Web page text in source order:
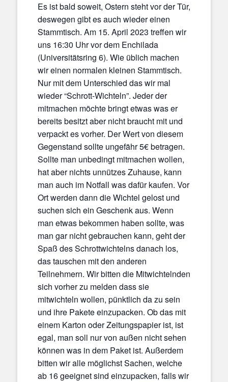
Es ist bald soweit, Ostern steht vor der Tür,
deswegen gibt es auch wieder einen
Stammtisch. Am 15. April 2023 treffen wir
uns 16:30 Uhr vor dem Enchilada
(Universitätsring 6). Wie üblich machen
wir einen normalen kleinen Stammtisch.
Nur mit dem Unterschied das wir mal
wieder “Schrott-Wichteln”. Jeder der
mitmachen möchte bringt etwas was er
bereits besitzt aber nicht braucht mit und
verpackt es vorher. Der Wert von diesem
Gegenstand sollte ungefähr 5€ betragen.
Sollte man unbedingt mitmachen wollen,
hat aber nichts unnützes Zuhause, kann
man auch im Notfall was dafür kaufen. Vor
Ort werden dann die Wichtel gelost und
suchen sich ein Geschenk aus. Wenn
man etwas bekommen haben sollte, was
man gar nicht gebrauchen kann, geht der
Spaß des Schrottwichtelns danach los,
das tauschen mit den anderen
Teilnehmern. Wir bitten die Mitwichtelnden
sich vorher zu melden dass sie
mitwichteln wollen, pünktlich da zu sein
und ihre Pakete einzupacken. Ob das mit
einem Karton oder Zeitungspapier ist, ist
egal, man soll nur von außen nicht sehen
können was in dem Paket ist. Außerdem
bitten wir alle möglichst Sachen, welche
ab 16 geeignet sind einzupacken, falls wir